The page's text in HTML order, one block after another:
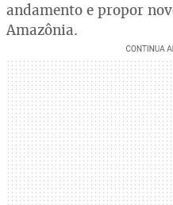
andamento e propor
Amazônia.